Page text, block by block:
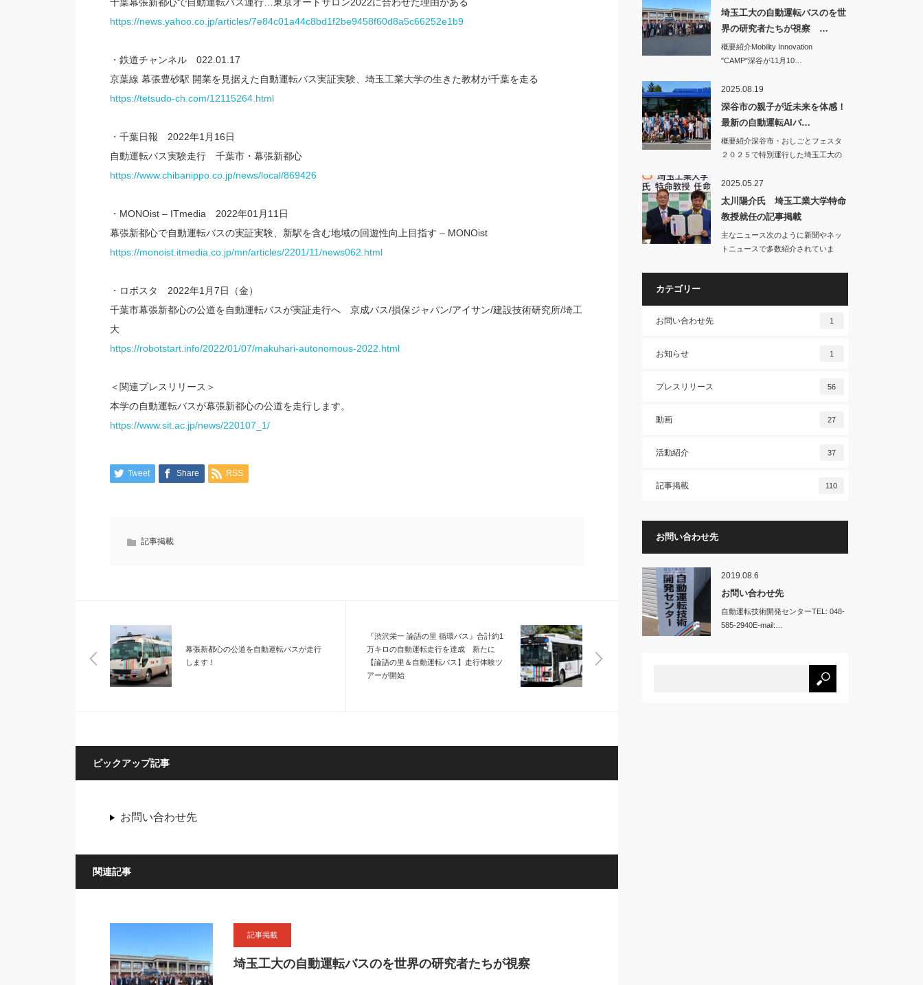
千葉幕張新都心で自動運転バス運行…東京オートサロン2022に合わせた理由がある
https://news.yahoo.co.jp/articles/7e84c01a44c8bd1f2be9458f60d8a5c66252e1b9
・鉄道チャンネル 022.01.17
京葉線 幕張豊砂駅 開業を見据えた自動運転バス実証実験、埼玉工業大学の生きた教材が千葉を走る
https://tetsudo-ch.com/12115264.html
・千葉日報 2022年1月16日
自動運転バス実験走行 千葉市・幕張新都心
https://www.chibanippo.co.jp/news/local/869426
・MONOist – ITmedia 2022年01月11日
幕張新都心で自動運転バスの実証実験、新駅を含む地域の回遊性向上目指す – MONOist
https://monoist.itmedia.co.jp/mn/articles/2201/11/news062.html
・ロボスタ 2022年1月7日（金）
千葉市幕張新都心の公道を自動運転バスが実証走行へ 京成バス/損保ジャパン/アイサン/建設技術研究所/埼工
大
https://robotstart.info/2022/01/07/makuhari-autonomous-2022.html
＜関連プレスリリース＞
本学の自動運転バスが幕張新都心の公道を走行します。
https://www.sit.ac.jp/news/220107_1/
Tweet Share RSS
記事掲載
幕張新都心の公道を自動運転バスが走行
します！
『渋沢栄一 論語の里 循環バス』合計約1
万キロの自動運転走行を達成 新たに
【論語の里＆自動運転バス】走行体験ツ
アーが開始
ピックアップ記事
お問い合わせ先
関連記事
記事掲載
埼玉工大の自動運転バスのを世界の研究者たちが視察
埼玉工大の自動運転バスのを世
界の研究者たちが視察 …
概要紹介Mobility Innovation
"CAMP"深谷が11月10…
2025.08.19
深谷市の親子が近未来を体感！
最新の自動運転AIバ…
概要紹介深谷市・おしごとフェスタ
２０２５で特別運行した埼玉工大の
2025.05.27
太川陽介氏 埼玉工業大学特命
教授就任の記事掲載
主なニュース次のように新聞やネッ
トニュースで多数紹介されていま
カテゴリー
お問い合わせ先 1
お知らせ 1
プレスリリース 56
動画 27
活動紹介 37
記事掲載 110
お問い合わせ先
2019.08.6
お問い合わせ先
自動運転技術開発センターTEL: 048-
585-2940E-mail:…